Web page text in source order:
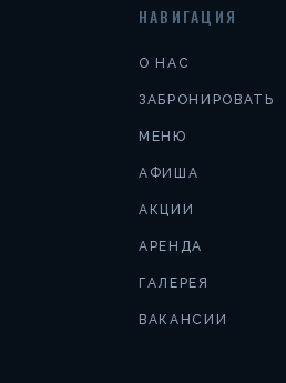
НАВИГАЦИЯ
О НАС
ЗАБРОНИРОВАТЬ
МЕНЮ
АФИША
АКЦИИ
АРЕНДА
ГАЛЕРЕЯ
ВАКАНСИИ